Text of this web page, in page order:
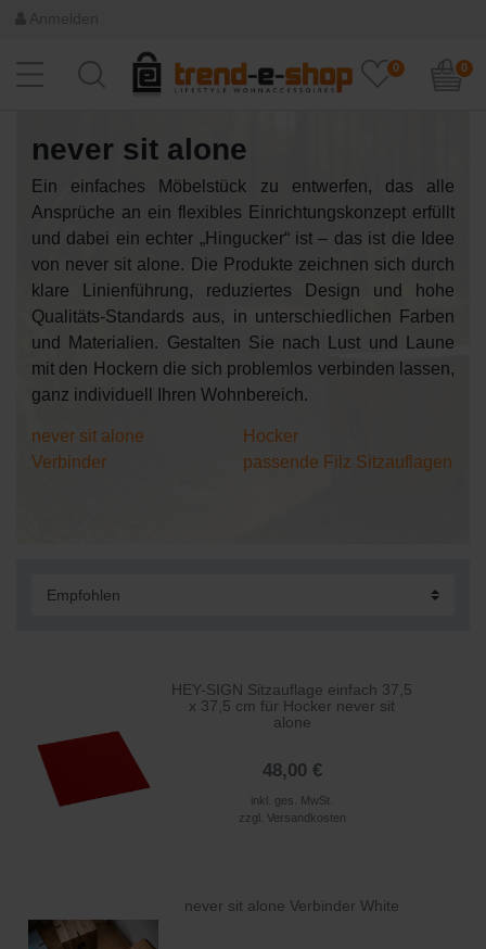
0 0
never sit alone
Ein einfaches Möbelstück zu entwerfen, das alle
Ansprüche an ein flexibles Einrichtungskonzept erfüllt
und dabei ein echter „Hingucker“ ist – das ist die Idee
von never sit alone. Die Produkte zeichnen sich durch
klare Linienführung, reduziertes Design und hohe
Qualitäts-Standards aus, in unterschiedlichen Farben
und Materialien. Gestalten Sie nach Lust und Laune
mit den Hockern die sich problemlos verbinden lassen,
ganz individuell Ihren Wohnbereich.
never sit alone
Hocker
Verbinder
passende Filz Sitzauflagen
HEY-SIGN Sitzauflage einfach 37,5
x 37,5 cm für Hocker never sit
alone
48,00 €
inkl. ges. MwSt.
zzgl. Versandkosten
never sit alone Verbinder White